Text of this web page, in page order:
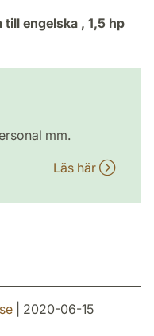
engelska , 1,5 hp
mm.
Läs här
se | 2020-06-15